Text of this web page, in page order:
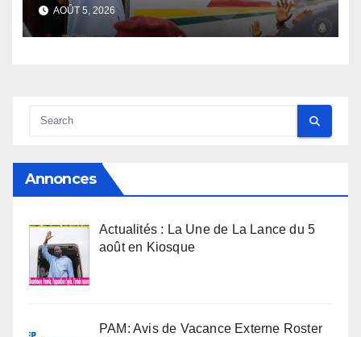
l’armée rassure
AOÛT 5, 2026
Annonces
Actualités : La Une de La Lance du 5
août en Kiosque
PAM: Avis de Vacance Externe Roster